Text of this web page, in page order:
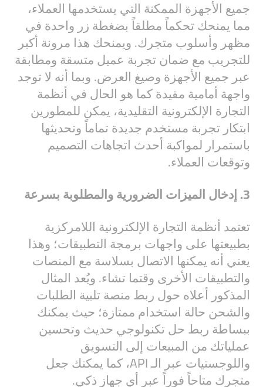
جميع الأجهزة الممكنة التي يستخدمها العملاء،
مما يمنحك تحكماً مطلقاً بضغطة زر واحدة في
مظهر وأسلوب متجرك. ويمنحك هذا مرونة أكبر
للتجريب مع ضمان تجربة عميل متسقة ومطابقة
عبر جميع الأجهزة وصيغ العرض. وبما أنه لا توجد
واجهة أمامية مقيدة كما هو الحال في أنظمة
التجارة الإلكترونية التقليدية، يمكن للمطورين
ابتكار تجربة مستخدم جديدة تماماً وتحديثها
باستمرار لمواكبة أحدث اتجاهات التصميم
وتوقعات العملاء.
3. إدخال الميزات الضرورية والمطلوبة بسرعة
تعتمد أنظمة التجارة الإلكترونية اللامركزية
بطبيعتها على واجهات برمجة التطبيقات؛ وهذا
يعني أنه يمكنها الاتصال بسلاسة مع المنصات
والتطبيقات الأخرى وقتما تشاء. ويُعد المثال
المذكور أعلاه حول ربط منصة تلبية الطلبات
والشحن حالة استخدام ممتازة؛ حيث يمكنك
ببساطة ربط حل تكنولوجي حديث وتحسين
عملياتك من المبيعات إلى التسويق
واللوجستيات عبر الـ API، كما يمكنك جعل
متجرك متاحاً فوراً عبر أي جهاز ذكي.